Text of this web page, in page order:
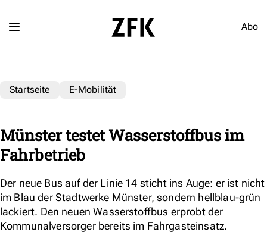
Abo
Startseite E-Mobilität
Münster testet Wasserstoffbus im
Fahrbetrieb
Der neue Bus auf der Linie 14 sticht ins Auge: er ist nicht
im Blau der Stadtwerke Münster, sondern hellblau-grün
lackiert. Den neuen Wasserstoffbus erprobt der
Kommunalversorger bereits im Fahrgasteinsatz.